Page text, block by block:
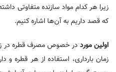
زیرا هر کدام مواد سازنده متفاوتی
که قصد داریم به آن‌ها اشاره کنیم.
اولین مورد در خصوص مصرف قطره در
زمان بارداری، استفاده از هر قطره